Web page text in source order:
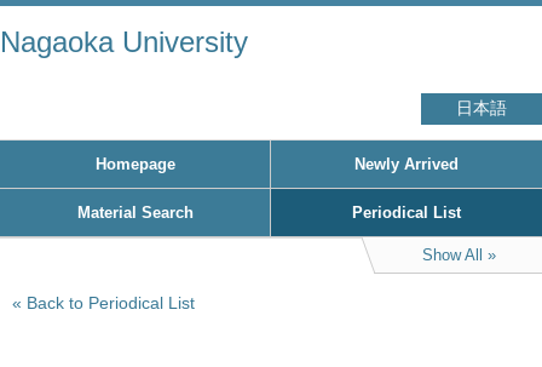
Nagaoka University
日本語
Homepage Newly Arrived
Material Search Periodical List
Show All
Back to Periodical List